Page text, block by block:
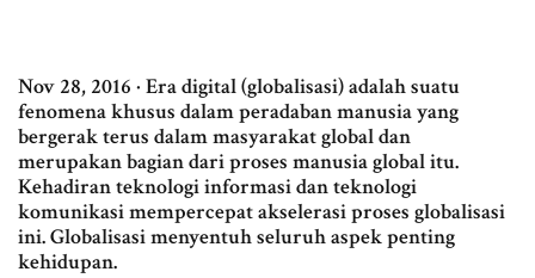
Nov 28, 2016 · Era digital (globalisasi) adalah suatu
fenomena khusus dalam peradaban manusia yang
bergerak terus dalam masyarakat global dan
merupakan bagian dari proses manusia global itu.
Kehadiran teknologi informasi dan teknologi
komunikasi mempercepat akselerasi proses globalisasi
ini. Globalisasi menyentuh seluruh aspek penting
kehidupan.